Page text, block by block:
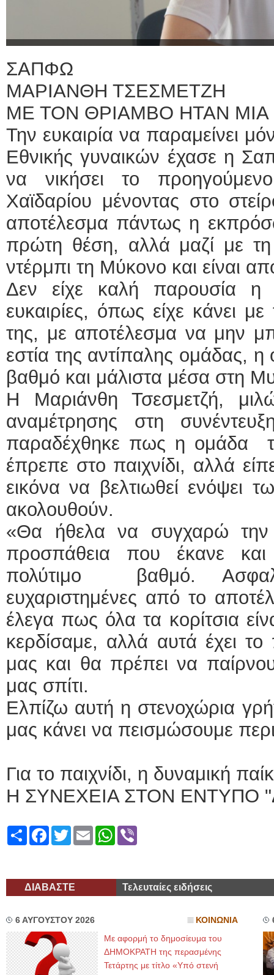
ΣΑΠΦΩ
ΜΑΡΙΑΝΘΗ ΤΣΕΣΜΕΤΖΗ
ΜΕ ΤΟΝ ΘΡΙΑΜΒΟ ΗΤΑΝ
Την ευκαιρία να παραμείνει
Εθνικής γυναικών έχασε η
να νικήσει το
Χαϊδαρίου μένοντας στο
αποτέλεσμα πάντως η
πρώτη θέση, αλλά μαζί με
ντέρμπι τη Μύκονο και είναι
Δεν είχε καλή παρουσία η
ευκαιρίες, όπως είχε κάνει
της, με αποτέλεσμα να μην
εστία της αντίπαλης ομάδας,
βαθμό και μάλιστα μέσα στη
Η Μαριάνθη Τσεσμετζή,
αναμέτρησης στη
παραδέχθηκε πως η ομάδα
έπρεπε στο παιχνίδι, αλλά
εικόνα να βελτιωθεί
ακολουθούν.
«Θα ήθελα να συγχαρώ την
προσπάθεια που έκανε
πολύτιμο βαθμό.
ευχαριστημένες από το
έλεγα πως όλα τα κορίτσια
κερδίσαμε, αλλά αυτά έχει
μας και θα πρέπει να
μας σπίτι.
Ελπίζω αυτή η στενοχώρια
μας κάνει να πεισμώσουμε
Για το παιχνίδι, η δυναμική
Η ΣΥΝΕΧΕΙΑ ΣΤΟΝ ΕΝΤΥΠΟ
ShareFacebook
TwitterEmailWhatsApp
ΔΙΑΒΑΣΤΕ Τελευταίες ειδήσεις
6 ΑΥΓΟΥΣΤΟΥ 2026 ΚΟΙΝΩΝΙΑ
Με αφορμή το δημοσίευμα του
ΔΗΜΟΚΡΑΤΗ της περασμένης
Τετάρτης με τίτλο «Υπό στενή